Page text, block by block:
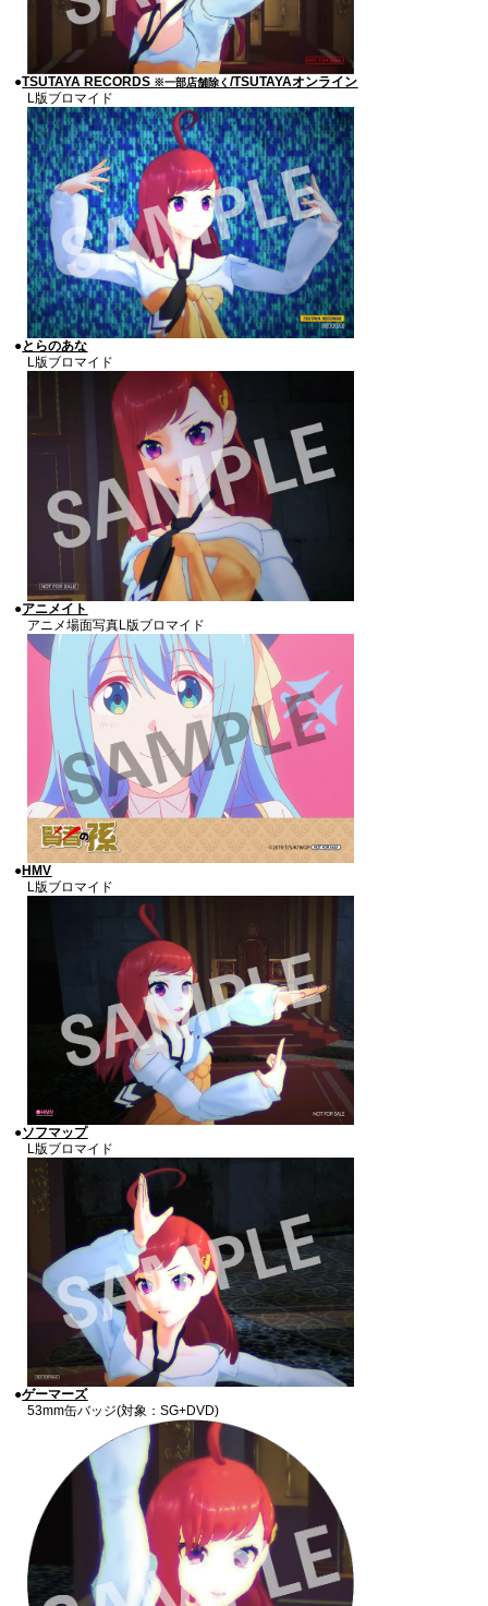
●TSUTAYA RECORDS ※一部店舗除く/TSUTAYAオンライン
L版ブロマイド
●とらのあな
L版ブロマイド
●アニメイト
アニメ場面写真L版ブロマイド
●HMV
L版ブロマイド
●ソフマップ
L版ブロマイド
●ゲーマーズ
53mm缶バッジ(対象：SG+DVD)